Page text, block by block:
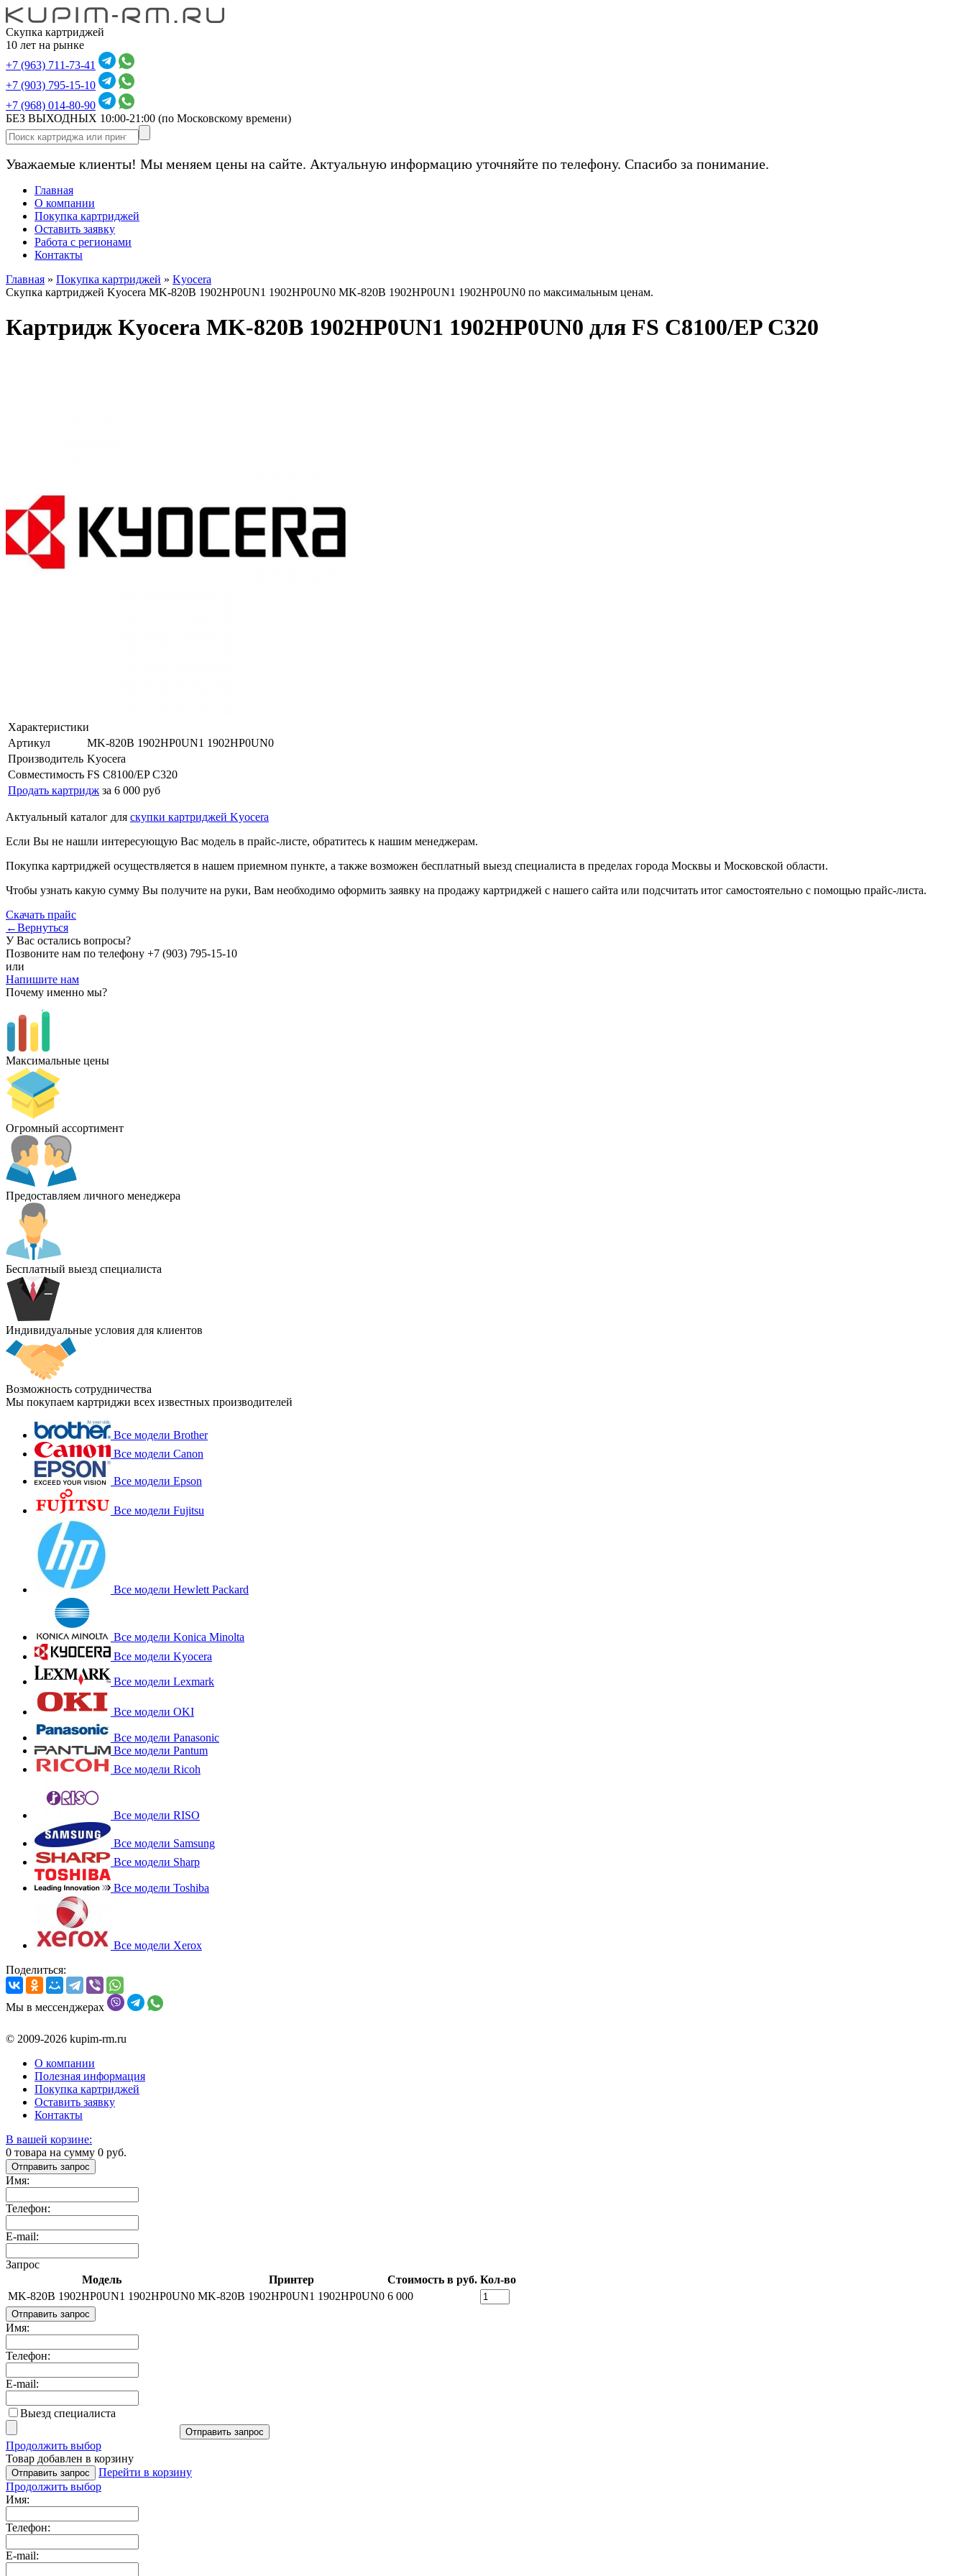
Скупка картриджей
10 лет на рынке
+7 (963) 711-73-41
+7 (903) 795-15-10
+7 (968) 014-80-90
БЕЗ ВЫХОДНЫХ 10:00-21:00 (по Московскому времени)
Уважаемые клиенты! Мы меняем цены на сайте. Актуальную информацию уточняйте по телефону. Спасибо за понимание.
Главная
О компании
Покупка картриджей
Оставить заявку
Работа с регионами
Контакты
Главная » Покупка картриджей » Kyocera
Скупка картриджей Kyocera MK-820B 1902HP0UN1 1902HP0UN0 MK-820B 1902HP0UN1 1902HP0UN0 по максимальным ценам.
Картридж Kyocera MK-820B 1902HP0UN1 1902HP0UN0 для FS C8100/EP C320
Характеристики
Артикул
MK-820B 1902HP0UN1 1902HP0UN0
Производитель Kyocera
Совместимость FS C8100/EP C320
Продать картридж за 6 000 руб
Актуальный каталог для скупки картриджей Kyocera
Если Вы не нашли интересующую Вас модель в прайс-листе, обратитесь к нашим менеджерам.
Покупка картриджей осуществляется в нашем приемном пункте, а также возможен бесплатный выезд специалиста в пределах города Москвы и Московской области.
Чтобы узнать какую сумму Вы получите на руки, Вам необходимо оформить заявку на продажу картриджей с нашего сайта или подсчитать итог самостоятельно с помощью прайс-листа.
Скачать прайс
←Вернуться
У Вас остались вопросы?
Позвоните нам по телефону +7 (903) 795-15-10
или
Напишите нам
Почему именно мы?
Максимальные цены
Огромный ассортимент
Предоставляем личного менеджера
Бесплатный выезд специалиста
Индивидуальные условия для клиентов
Возможность сотрудничества
Мы покупаем картриджи всех известных производителей
Все модели Brother
Все модели Canon
Все модели Epson
Все модели Fujitsu
Все модели Hewlett Packard
Все модели Konica Minolta
Все модели Kyocera
Все модели Lexmark
Все модели OKI
Все модели Panasonic
Все модели Pantum
Все модели Ricoh
Все модели RISO
Все модели Samsung
Все модели Sharp
Все модели Toshiba
Все модели Xerox
Поделиться:
Мы в мессенджерах
© 2009-2026 kupim-rm.ru
О компании
Полезная информация
Покупка картриджей
Оставить заявку
Контакты
В вашей корзине:
0 товара на сумму 0 руб.
Отправить запрос
Имя:
Телефон:
E-mail:
Запрос
Модель
Принтер Стоимость в руб. Кол-во
MK-820B 1902HP0UN1 1902HP0UN0 MK-820B 1902HP0UN1 1902HP0UN0 6 000
Отправить запрос
Имя:
Телефон:
E-mail:
Выезд специалиста
Отправить запрос
Продолжить выбор
Товар добавлен в корзину
Отправить запрос
Перейти в корзину
Продолжить выбор
Имя:
Телефон:
E-mail: